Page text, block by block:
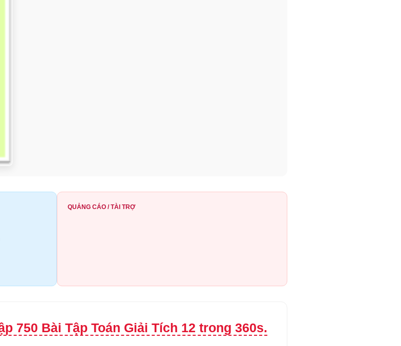
QUẢNG CÁO / TÀI TRỢ
750 Bài Tập Toán Giải Tích 12 trong 360s.